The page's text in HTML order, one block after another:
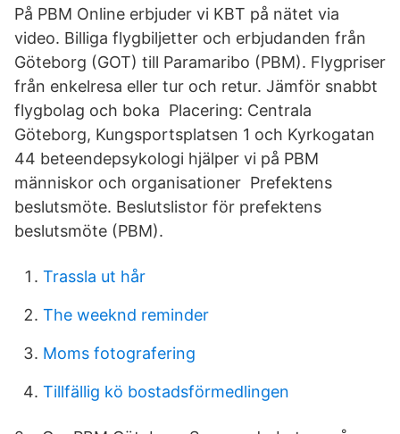
På PBM Online erbjuder vi KBT på nätet via
video. Billiga flygbiljetter och erbjudanden från
Göteborg (GOT) till Paramaribo (PBM). Flygpriser
från enkelresa eller tur och retur. Jämför snabbt
flygbolag och boka Placering: Centrala
Göteborg, Kungsportsplatsen 1 och Kyrkogatan
44 beteendepsykologi hjälper vi på PBM
människor och organisationer Prefektens
beslutsmöte. Beslutslistor för prefektens
beslutsmöte (PBM).
Trassla ut hår
The weeknd reminder
Moms fotografering
Tillfällig kö bostadsförmedlingen